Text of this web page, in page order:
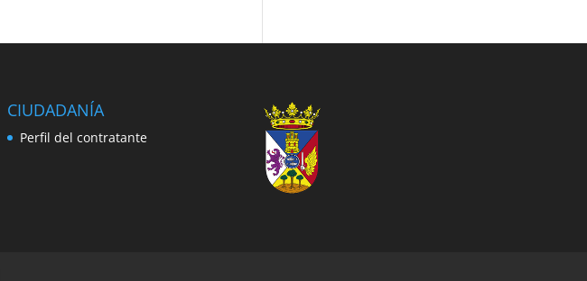
CIUDADANÍA
Perfil del contratante